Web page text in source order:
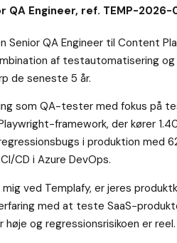
QA Engineer, ref. TEMP-2026-
Senior QA Engineer til Content
af testautomatisering
de seneste 5 år.
som QA-tester med fokus på
framework, der kører
i produktion med
CD i Azure DevOps.
ved Templafy, er jeres
med at teste SaaS-
og regressionsrisikoen er reel.